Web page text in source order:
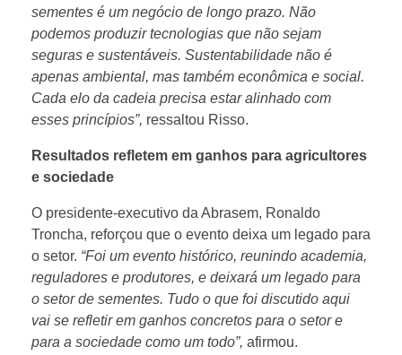
m
é
r
i
c
a
s
sementes é um negócio de longo prazo. Não
podemos produzir tecnologias que não sejam
seguras e sustentáveis. Sustentabilidade não é
apenas ambiental, mas também econômica e social.
Cada elo da cadeia precisa estar alinhado com
esses princípios”, ressaltou Risso.
Resultados refletem em ganhos para agricultores
e sociedade
O presidente-executivo da Abrasem, Ronaldo
Troncha, reforçou que o evento deixa um legado para
o setor. “Foi um evento histórico, reunindo academia,
reguladores e produtores, e deixará um legado para
o setor de sementes. Tudo o que foi discutido aqui
vai se refletir em ganhos concretos para o setor e
para a sociedade como um todo”, afirmou.